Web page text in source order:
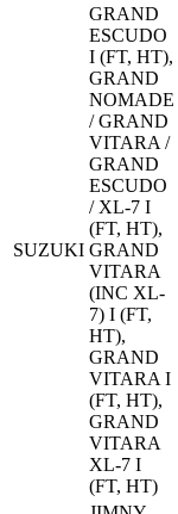
SUZUKI
GRAND
ESCUDO
I (FT, HT),
GRAND
NOMADE
/ GRAND
VITARA /
GRAND
ESCUDO
/ XL-7 I
(FT, HT),
GRAND
VITARA
(INC XL-
7) I (FT,
HT),
GRAND
VITARA I
(FT, HT),
GRAND
VITARA
XL-7 I
(FT, HT)